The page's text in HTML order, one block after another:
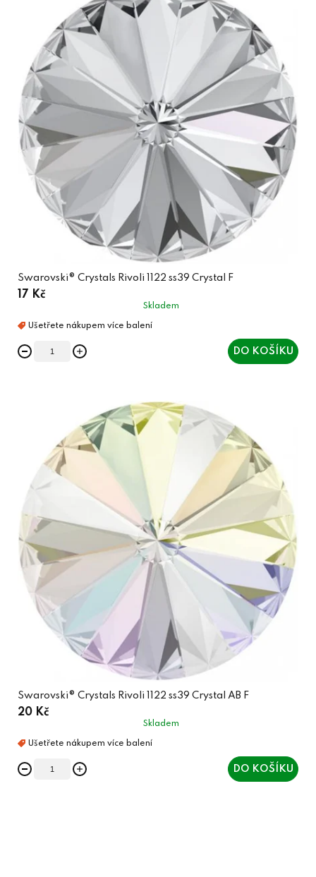
Swarovski® Crystals Rivoli 1122 ss39 Crystal F
17 Kč
Skladem
DO KOŠÍKU
Swarovski® Crystals Rivoli 1122 ss39 Crystal AB F
20 Kč
Skladem
DO KOŠÍKU